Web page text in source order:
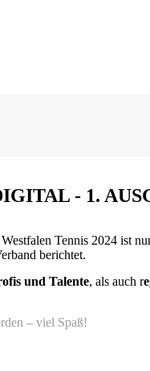
- 1.
Tennis 2024 ist
berichtet.
und Talente, als auch r
– viel Spaß!